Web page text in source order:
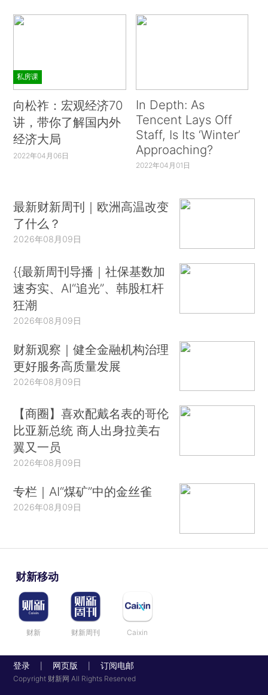
私房课
向松祚：宏观经济70
讲，带你了解国内外
经济大局
2022年04月06日
In Depth: As
Tencent Lays Off
Staff, Is Its ‘Winter’
Approaching?
2022年04月01日
最新财新周刊｜欧洲高温改变
了什么？
2026年08月09日
{{最新周刊导播｜社保基数加
速夯实、AI“追光”、韩股杠杆
狂潮
2026年08月09日
财新观察｜健全金融机构治理
更好服务高质量发展
2026年08月09日
【商圈】喜欢配戴名表的哥伦
比亚新总统 商人出身拉美右
翼又一员
2026年08月09日
专栏｜AI“煤矿”中的金丝雀
2026年08月09日
财新移动
财新 财新周刊 Caixin
登录 网页版 订阅电邮
Copyright 财新网 All Rights Reserved